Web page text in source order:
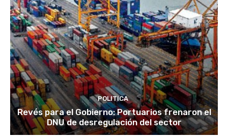
POLITICA
Revés para el Gobierno: Portuarios frenaron el
DNU de desregulación del sector